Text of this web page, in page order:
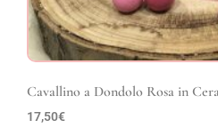
Cavallino a Dondolo Rosa in
17,50€